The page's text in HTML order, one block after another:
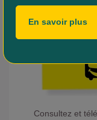
Consultez et
En savoir plus